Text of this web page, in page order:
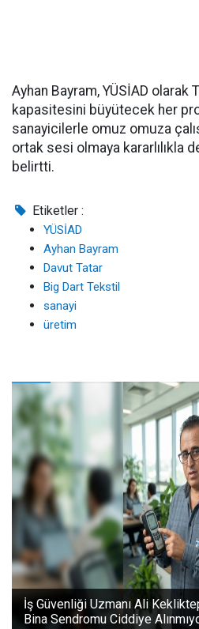
Ayhan Bayram, YÜSİAD olarak
kapasitesini büyütecek her
sanayicilerle omuz omuza
ortak sesi olmaya kararlılıkla
belirtti.
Etiketler :
YÜSİAD
Ayhan Bayram
Davut Tatar
Big Dart Tekstil
sanayi
üretim